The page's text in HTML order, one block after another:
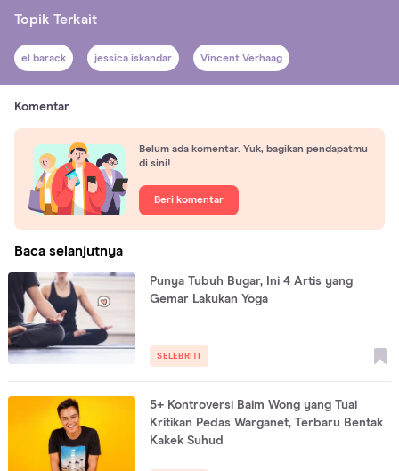
Topik Terkait
el barack jessica iskandar Vincent Verhaag
Komentar
Belum ada komentar. Yuk, bagikan pendapatmu
di sini!
Beri komentar
Baca selanjutnya
Punya Tubuh Bugar, Ini 4 Artis yang
Gemar Lakukan Yoga
SELEBRITI
5+ Kontroversi Baim Wong yang Tuai
Kritikan Pedas Warganet, Terbaru Bentak
Kakek Suhud